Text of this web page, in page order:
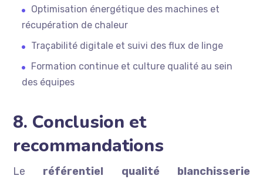
Optimisation énergétique des machines et
récupération de chaleur
Traçabilité digitale et suivi des flux de linge
Formation continue et culture qualité au sein
des équipes
8. Conclusion et
recommandations
Le référentiel qualité blanchisserie